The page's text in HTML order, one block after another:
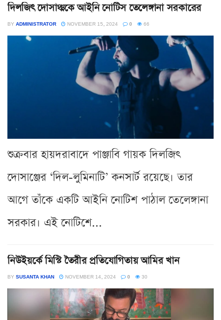
দিলজিৎ দোসাঞ্ঝকে আইনি নোটিস তেলেঙ্গানা সরকারের
BY ADMINISTRATOR NOVEMBER 15, 2024 0 66
শুক্রবার হায়দরাবাদে পাঞ্জাবি গায়ক দিলজিৎ
দোসাঞ্জের ‘দিল-লুমিনাটি’ কনসার্ট রয়েছে। তার
আগে তাঁকে একটি আইনি নোটিশ পাঠাল তেলেঙ্গানা
সরকার। এই নোটিশে...
নিউইয়র্কে মিস্টি তৈরীর প্রতিযোগিতায় আমির খান
BY SUSANTA KHAN NOVEMBER 14, 2024 0 30